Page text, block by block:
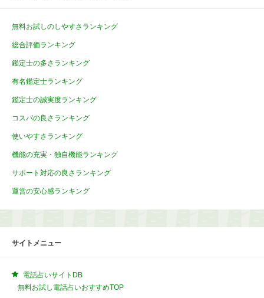
無料お試しのしやすさランキング
総合評価ランキング
鑑定士の多さランキング
有名鑑定士ランキング
鑑定士の誠実度ランキング
コスパの良さランキング
使いやすさランキング
機能の充実・独自機能ランキング
サポート対応の良さランキング
運営の安心感ランキング
サイトメニュー
電話占いサイトDB
無料お試し電話占いおすすめTOP